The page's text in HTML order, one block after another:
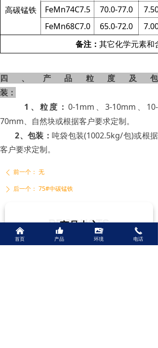
产品中心
PRODUCTS
铁合金 球化剂
高碳锰铁
FeMn74C7.5
70.0-77.0
7.50
FeMn68C7.0
65.0-72.0
7.00
备注： 其它化学元素和
四、产品粒度及包
装：
1 、粒度： 0-1mm 、3-10mm、10-
70mm、自然块或根据客户要求定制。
2、包装：吨袋包装(1002.5kg/包)或根据
客户要求定制。
ꄴ 前一个： 无
ꄲ 后一个： 75#中碳锰铁
낀
首页
뀗
产品
끡
环境
끅
电话